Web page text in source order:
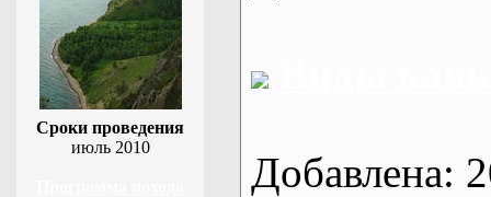
Сроки проведения
июль 2010
Добавлена: